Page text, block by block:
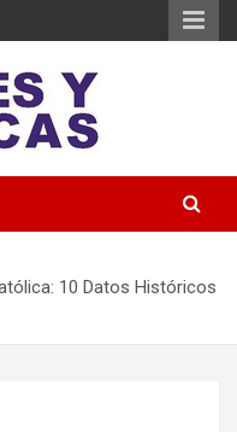
10 Datos Históricos